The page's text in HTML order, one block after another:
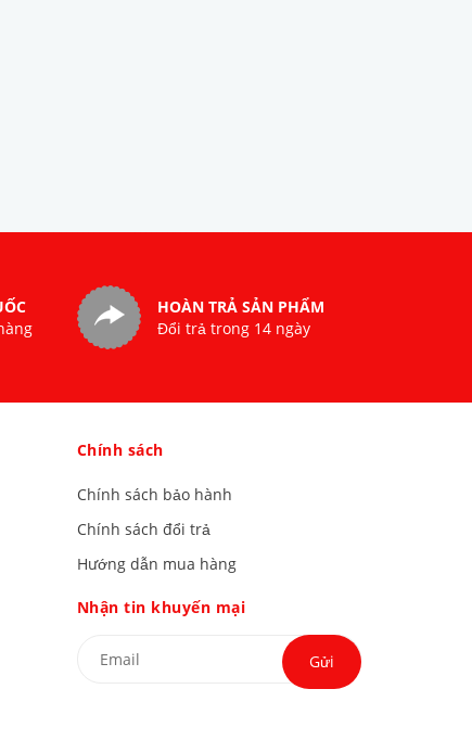
HOÀN TRẢ SẢN PHẨM
Đổi trả trong 14 ngày
Chính sách
Chính sách bảo hành
Chính sách đổi trả
Hướng dẫn mua hàng
Nhận tin khuyến mại
Gửi